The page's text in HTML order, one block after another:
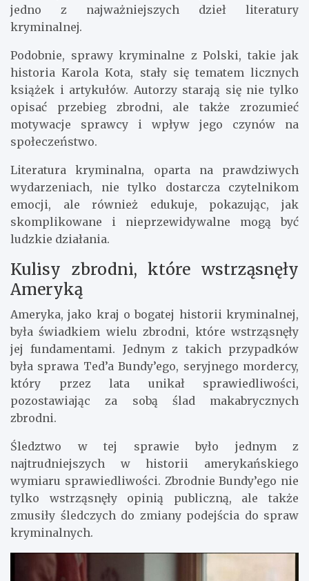
jedno z najważniejszych dzieł literatury
kryminalnej.
Podobnie, sprawy kryminalne z Polski, takie jak
historia Karola Kota, stały się tematem licznych
książek i artykułów. Autorzy starają się nie tylko
opisać przebieg zbrodni, ale także zrozumieć
motywacje sprawcy i wpływ jego czynów na
społeczeństwo.
Literatura kryminalna, oparta na prawdziwych
wydarzeniach, nie tylko dostarcza czytelnikom
emocji, ale również edukuje, pokazując, jak
skomplikowane i nieprzewidywalne mogą być
ludzkie działania.
Kulisy zbrodni, które wstrząsnęły
Ameryką
Ameryka, jako kraj o bogatej historii kryminalnej,
była świadkiem wielu zbrodni, które wstrząsnęły
jej fundamentami. Jednym z takich przypadków
była sprawa Ted’a Bundy’ego, seryjnego mordercy,
który przez lata unikał sprawiedliwości,
pozostawiając za sobą ślad makabrycznych
zbrodni.
Śledztwo w tej sprawie było jednym z
najtrudniejszych w historii amerykańskiego
wymiaru sprawiedliwości. Zbrodnie Bundy’ego nie
tylko wstrząsnęły opinią publiczną, ale także
zmusiły śledczych do zmiany podejścia do spraw
kryminalnych.